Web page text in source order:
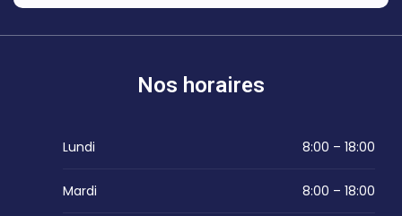
Nos horaires
Lundi 8:00 – 18:00
Mardi 8:00 – 18:00